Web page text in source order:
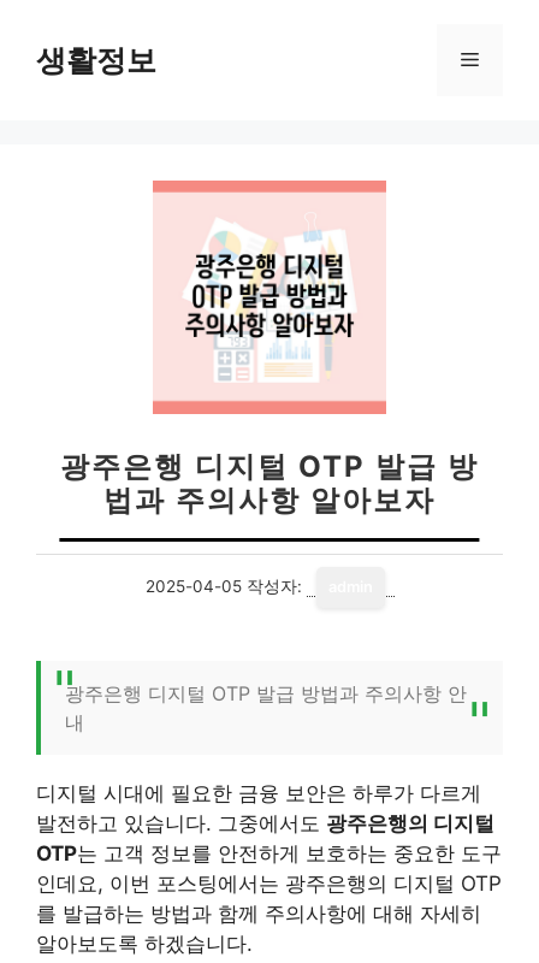
생활정보 메
광주은행 디지털 OTP 발급 방
법과 주의사항 알아보자
2025-04-05 작성자:
광주은행 디지털 OTP 발급 방법과 주의사항 안
내
디지털 시대에 필요한 금융 보안은 하루가 다르게
발전하고 있습니다. 그중에서도 광주은행의 디지털
OTP는 고객 정보를 안전하게 보호하는 중요한 도구
인데요, 이번 포스팅에서는 광주은행의 디지털 OTP
를 발급하는 방법과 함께 주의사항에 대해 자세히
알아보도록 하겠습니다.